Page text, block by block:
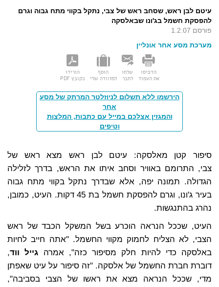
עיטם לבן ראש, שסחב ראש של צבי, נתקל בקווי מתח גבוה וגרם
להפסקת חשמל בג'ונו שבאלסקה
פורסם 1.2.07
מערכת מסע אחר אונליין
הדפיסו
את העמוד
שלחו
לחבר
הוסף
למזוודה שלי
הורידו
כקובץ PDF
הירשמו ללא תשלום לניוזלטר המרתק של מסע
אחר
והמגזין אצלכם במייל עם כתבות, המלצות
וטיפים
סיפור קטן מאלסקה: עיטם לבן ראש מצא ראש של
צבי, התרומם באוויר וסחב איתו את הראש, בדרך לזלילה
הגדולה. תמונה יפה, אלא שבדרך נתקל בקווי מתח גבוה
בעיר ג'ונו, וגרם להפסקת חשמל בת 45 דקות. העיט, כמובן,
נהרג בהתנגשות.
העיט, שככל הנראה הוכרע בשל המשקל הכבד של ראש
הצבי, לא הצליח לחמוק מקווי החשמל. "אתה חייב לחיות
באלסקה כדי להיות חלק מסיפור כזה", אמרה גייל ווד,
דוברת חברת החשמל של אלסקה. "זה סיפור על עיט שאפתן
מדי, שככל הנראה מצא את ראשו של הצבי בסביבה",